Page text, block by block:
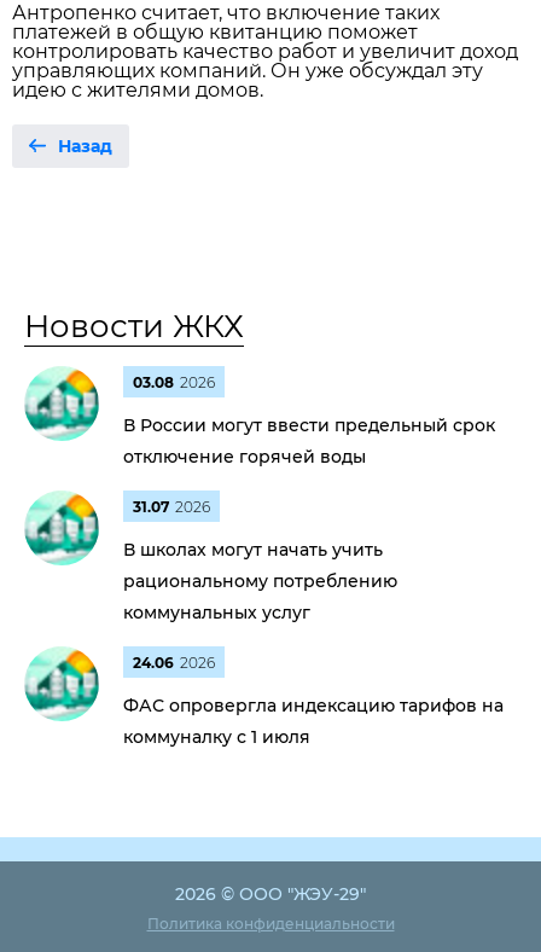
Антропенко считает, что включение таких
платежей в общую квитанцию поможет
контролировать качество работ и увеличит доход
управляющих компаний. Он уже обсуждал эту
идею с жителями домов.
Назад
Новости ЖКХ
03.08 2026
В России могут ввести предельный срок
отключение горячей воды
31.07 2026
В школах могут начать учить
рациональному потреблению
коммунальных услуг
24.06 2026
ФАС опровергла индексацию тарифов на
коммуналку с 1 июля
2026 © ООО "ЖЭУ-29"
Политика конфиденциальности